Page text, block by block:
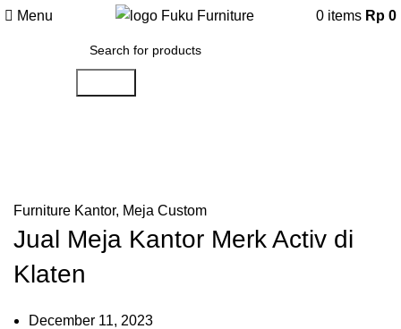
Menu 0 items Rp 0
Furniture Kantor, Meja Custom
Jual Meja Kantor Merk Activ di
Klaten
December 11, 2023